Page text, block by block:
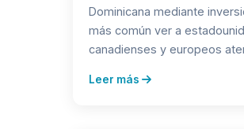
Dominicana mediante
más común ver a
canadienses y europeos
Leer más